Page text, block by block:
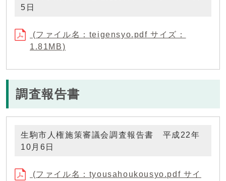
5日
(ファイル名：teigensyo.pdf サイズ：
1.81MB)
調査報告書
生駒市人権施策審議会調査報告書 平成22年
10月6日
(ファイル名：tyousahoukousyo.pdf サイ